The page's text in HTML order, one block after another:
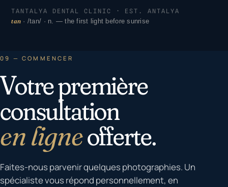
TANTALYA DENTAL CLINIC · EST. ANTALYA
tan · /tan/ · n. — the first light before sunrise
09 — COMMENCER
Votre première
consultation
en ligneofferte.
Faites-nous parvenir quelques photographies. Un
spécialiste vous répond personnellement, en